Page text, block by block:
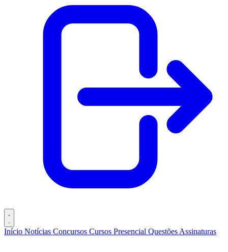
Início Notícias Concursos Cursos Presencial Questões Assinaturas